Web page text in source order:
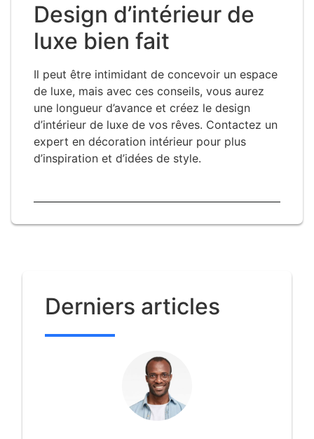
Design d’intérieur de
luxe bien fait
Il peut être intimidant de concevoir un espace
de luxe, mais avec ces conseils, vous aurez
une longueur d’avance et créez le design
d’intérieur de luxe de vos rêves. Contactez un
expert en décoration intérieur pour plus
d’inspiration et d’idées de style.
Derniers articles